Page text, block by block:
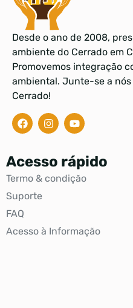
Desde o ano de 2008,
ambiente do Cerrado em
Promovemos integração
ambiental. Junte-se a
Cerrado!
Acesso rápido
Termo & condição
Suporte
FAQ
Acesso à Informação